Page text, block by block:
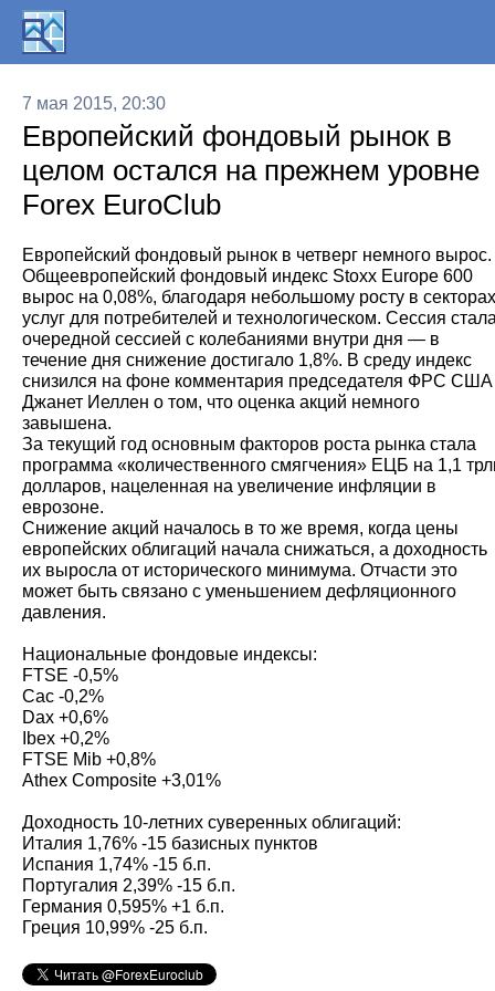
7 мая 2015, 20:30
Европейский фондовый рынок в
целом остался на прежнем уровне
Forex EuroClub
Европейский фондовый рынок в четверг немного вырос.
Общеевропейский фондовый индекс Stoxx Europe 600
вырос на 0,08%, благодаря небольшому росту в секторах
услуг для потребителей и технологическом. Сессия
очередной сессией с колебаниями внутри дня — в
течение дня снижение достигало 1,8%. В среду индекс
снизился на фоне комментария председателя ФРС США
Джанет Иеллен о том, что оценка акций немного
завышена.
За текущий год основным факторов роста рынка стала
программа «количественного смягчения» ЕЦБ на 1,1
долларов, нацеленная на увеличение инфляции в
еврозоне.
Снижение акций началось в то же время, когда цены
европейских облигаций начала снижаться, а доходность
их выросла от исторического минимума. Отчасти это
может быть связано с уменьшением дефляционного
давления.
Национальные фондовые индексы:
FTSE -0,5%
Cac -0,2%
Dax +0,6%
Ibex +0,2%
FTSE Mib +0,8%
Athex Composite +3,01%
Доходность 10-летних суверенных облигаций:
Италия 1,76% -15 базисных пунктов
Испания 1,74% -15 б.п.
Португалия 2,39% -15 б.п.
Германия 0,595% +1 б.п.
Греция 10,99% -25 б.п.